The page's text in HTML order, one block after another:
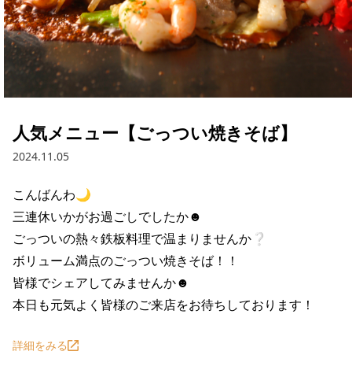
人気メニュー【ごっつい焼きそば】
2024.11.05
こんばんわ🌙
三連休いかがお過ごしでしたか☻
ごっついの熱々鉄板料理で温まりませんか❔
ボリューム満点のごっつい焼きそば！！
皆様でシェアしてみませんか☻
本日も元気よく皆様のご来店をお待ちしております！
詳細をみる